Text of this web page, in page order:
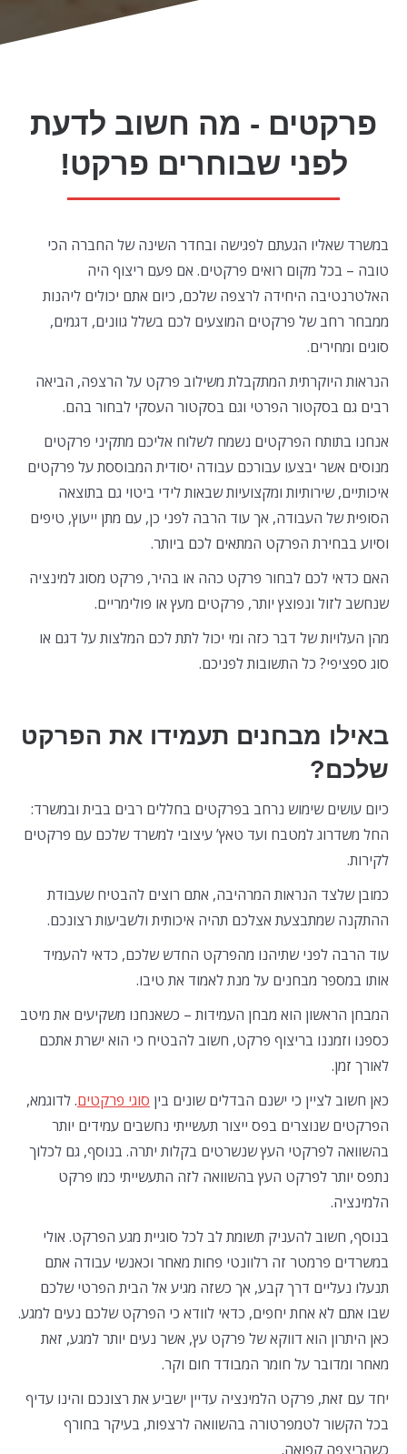
פרקטים - מה חשוב לדעת
לפני שבוחרים פרקט!
במשרד שאליו הגעתם לפגישה ובחדר השינה של החברה הכי
טובה – בכל מקום רואים פרקטים. אם פעם ריצוף היה
האלטרנטיבה היחידה לרצפה שלכם, כיום אתם יכולים ליהנות
ממבחר רחב של פרקטים המוצעים לכם בשלל גוונים, דגמים,
סוגים ומחירים.
הנראות היוקרתית המתקבלת משילוב פרקט על הרצפה, הביאה
רבים גם בסקטור הפרטי וגם בסקטור העסקי לבחור בהם.
אנחנו בתותח הפרקטים נשמח לשלוח אליכם מתקיני פרקטים
מנוסים אשר יבצעו עבורכם עבודה יסודית המבוססת על פרקטים
איכותיים, שירותיות ומקצועיות שבאות לידי ביטוי גם בתוצאה
הסופית של העבודה, אך עוד הרבה לפני כן, עם מתן ייעוץ, טיפים
וסיוע בבחירת הפרקט המתאים לכם ביותר.
האם כדאי לכם לבחור פרקט כהה או בהיר, פרקט מסוג למינציה
שנחשב לזול ונפוצץ יותר, פרקטים מעץ או פולימריים.
מהן העלויות של דבר כזה ומי יכול לתת לכם המלצות על דגם או
סוג ספציפי? כל התשובות לפניכם.
באילו מבחנים תעמידו את הפרקט
שלכם?
כיום עושים שימוש נרחב בפרקטים בחללים רבים בבית ובמשרד:
החל משדרוג למטבח ועד טאץ’ עיצובי למשרד שלכם עם פרקטים
לקירות.
כמובן שלצד הנראות המרהיבה, אתם רוצים להבטיח שעבודת
ההתקנה שמתבצעת אצלכם תהיה איכותית ולשביעות רצונכם.
עוד הרבה לפני שתיהנו מהפרקט החדש שלכם, כדאי להעמיד
אותו במספר מבחנים על מנת לאמוד את טיבו.
המבחן הראשון הוא מבחן העמידות – כשאנחנו משקיעים את מיטב
כספנו וזמננו בריצוף פרקט, חשוב להבטיח כי הוא ישרת אתכם
לאורך זמן.
כאן חשוב לציין כי ישנם הבדלים שונים בין סוגי פרקטים. לדוגמא,
הפרקטים שנוצרים בפס ייצור תעשייתי נחשבים עמידים יותר
בהשוואה לפרקטי העץ שנשרטים בקלות יתרה. בנוסף, גם לכלוך
נתפס יותר לפרקט העץ בהשוואה לזה התעשייתי כמו פרקט
הלמינציה.
בנוסף, חשוב להעניק תשומת לב לכל סוגיית מגע הפרקט. אולי
במשרדים פרמטר זה רלוונטי פחות מאחר וכאנשי עבודה אתם
תנעלו נעליים דרך קבע, אך כשזה מגיע אל הבית הפרטי שלכם
שבו אתם לא אחת יחפים, כדאי לוודא כי הפרקט שלכם נעים למגע.
כאן היתרון הוא דווקא של פרקט עץ, אשר נעים יותר למגע, זאת
מאחר ומדובר על חומר המבודד חום וקר.
יחד עם זאת, פרקט הלמינציה עדיין ישביע את רצונכם והינו עדיף
בכל הקשור לטמפרטורה בהשוואה לרצפות, בעיקר בחורף
כשהריצפה קפואה.